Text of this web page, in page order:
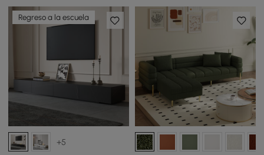
Regreso a la escuela
+5